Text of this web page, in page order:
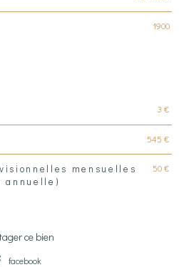
1900
3 €
545 €
mensuelles
annuelle)
50 €
ce bien
facebook